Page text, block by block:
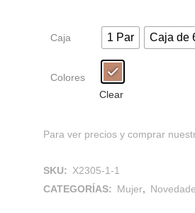
Caja 1 Par Caja de
Colores
Clear
Para ver precios y comprar
SKU: X2305-1-1
CATEGORÍAS: Mujer,